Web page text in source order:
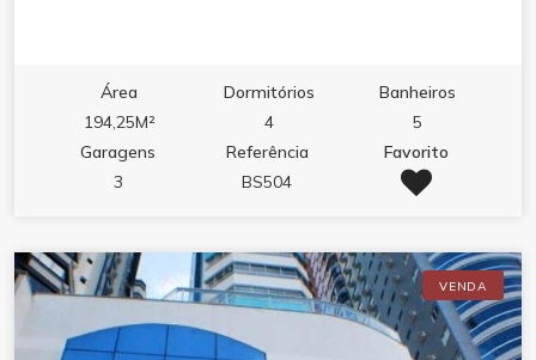
Área
194,25M²
Dormitórios
4
Banheiros
5
Garagens
3
Referência
BS504
Favorito
VENDA